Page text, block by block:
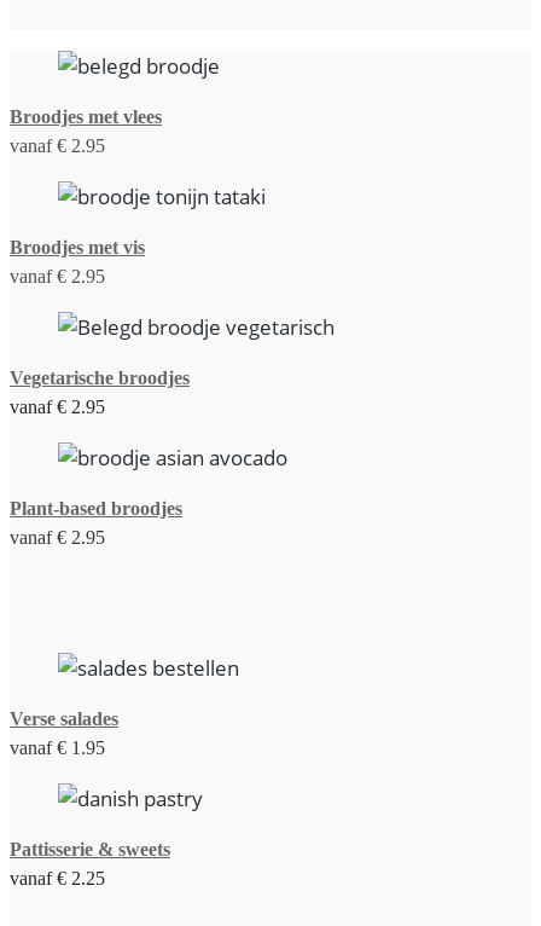
Broodjes met vlees
vanaf € 2.95
Broodjes met vis
vanaf € 2.95
Vegetarische broodjes
vanaf € 2.95
Plant-based broodjes
vanaf € 2.95
Verse salades
vanaf € 1.95
Pattisserie & sweets
vanaf € 2.25